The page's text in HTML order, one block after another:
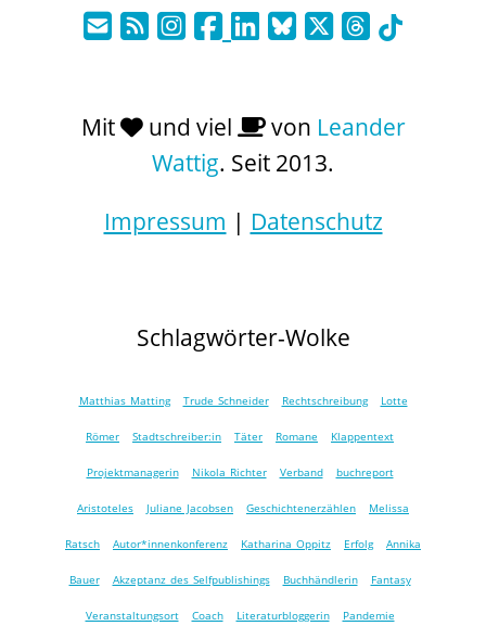
Mit und viel von Leander
Wattig. Seit 2013.
Impressum | Datenschutz
Schlagwörter-Wolke
Matthias Matting Trude Schneider Rechtschreibung Lotte
Römer Stadtschreiber:in Täter Romane Klappentext
Projektmanagerin Nikola Richter Verband buchreport
Aristoteles Juliane Jacobsen Geschichtenerzählen Melissa
Ratsch Autor*innenkonferenz Katharina Oppitz Erfolg Annika
Bauer Akzeptanz des Selfpublishings Buchhändlerin Fantasy
Veranstaltungsort Coach Literaturbloggerin Pandemie